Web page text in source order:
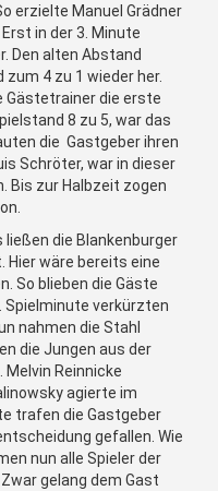
erzielte Manuel Grädner
in der 3. Minute
Den alten Abstand
4 zu 1 wieder her.
Gästetrainer die erste
8 zu 5, war das
die Gastgeber ihren
Schröter, war in dieser
Bis zur Halbzeit zogen
die Blankenburger
Hier wäre bereits eine
So blieben die Gäste
Spielminute verkürzten
nahmen die Stahl
die Jungen aus der
Reinnicke
agierte im
trafen die Gastgeber
gefallen. Wie
nun alle Spieler der
gelang dem Gast